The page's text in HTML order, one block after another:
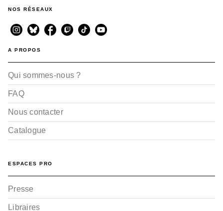
NOS RÉSEAUX
A PROPOS
Qui sommes-nous ?
FAQ
Nous contacter
Catalogue
ESPACES PRO
Presse
Libraires